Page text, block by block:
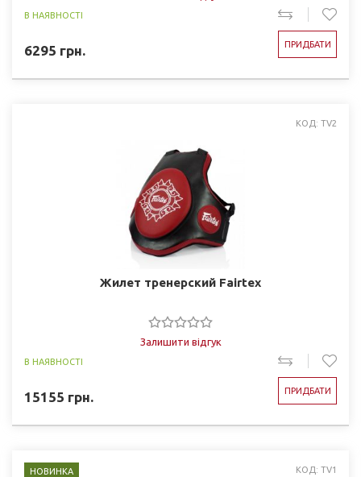
В НАЯВНОСТІ
6295 грн. ПРИДБАТИ
КОД: TV2
Жилет тренерский Fairtex
Залишити відгук
В НАЯВНОСТІ
15155 грн. ПРИДБАТИ
НОВИНКА КОД: TV1